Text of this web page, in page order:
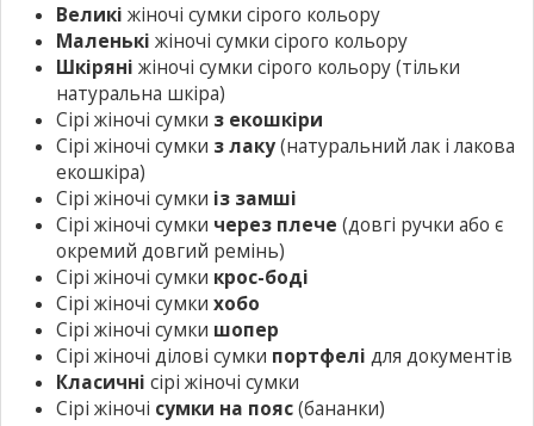
Великі жіночі сумки сірого кольору
Маленькі жіночі сумки сірого кольору
Шкіряні жіночі сумки сірого кольору(тільки
натуральна шкіра)
Сірі жіночі сумки з екошкіри
Сірі жіночі сумки з лаку(натуральний лак і лакова
екошкіра)
Сірі жіночі сумки із замші
Сірі жіночі сумки через плече (довгі ручки або є
окремий довгий ремінь)
Сірі жіночі сумки крос-боді
Сірі жіночі сумки хобо
Сірі жіночі сумки шопер
Сірі жіночі ділові сумки портфелі для документів
Класичні сірі жіночі сумки
Сірі жіночі сумки на пояс(бананки)